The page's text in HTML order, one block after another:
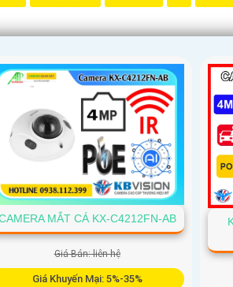
MẮT CÁ KX-C4212FN-AB
Giá Bán: liên hệ
Giá Khuyến Mại: 5%-35%